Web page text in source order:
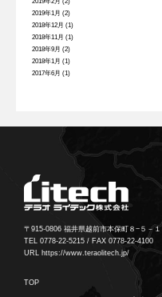
2019年1月 (2)
2018年12月 (1)
2018年11月 (1)
2018年9月 (2)
2018年1月 (1)
2017年6月 (1)
〒915-0806 福井県越前市本保町８−５－１
TEL 0778-22-5215 / FAX 0778-22-4100
URL https://www.teraolitech.jp/
TOP